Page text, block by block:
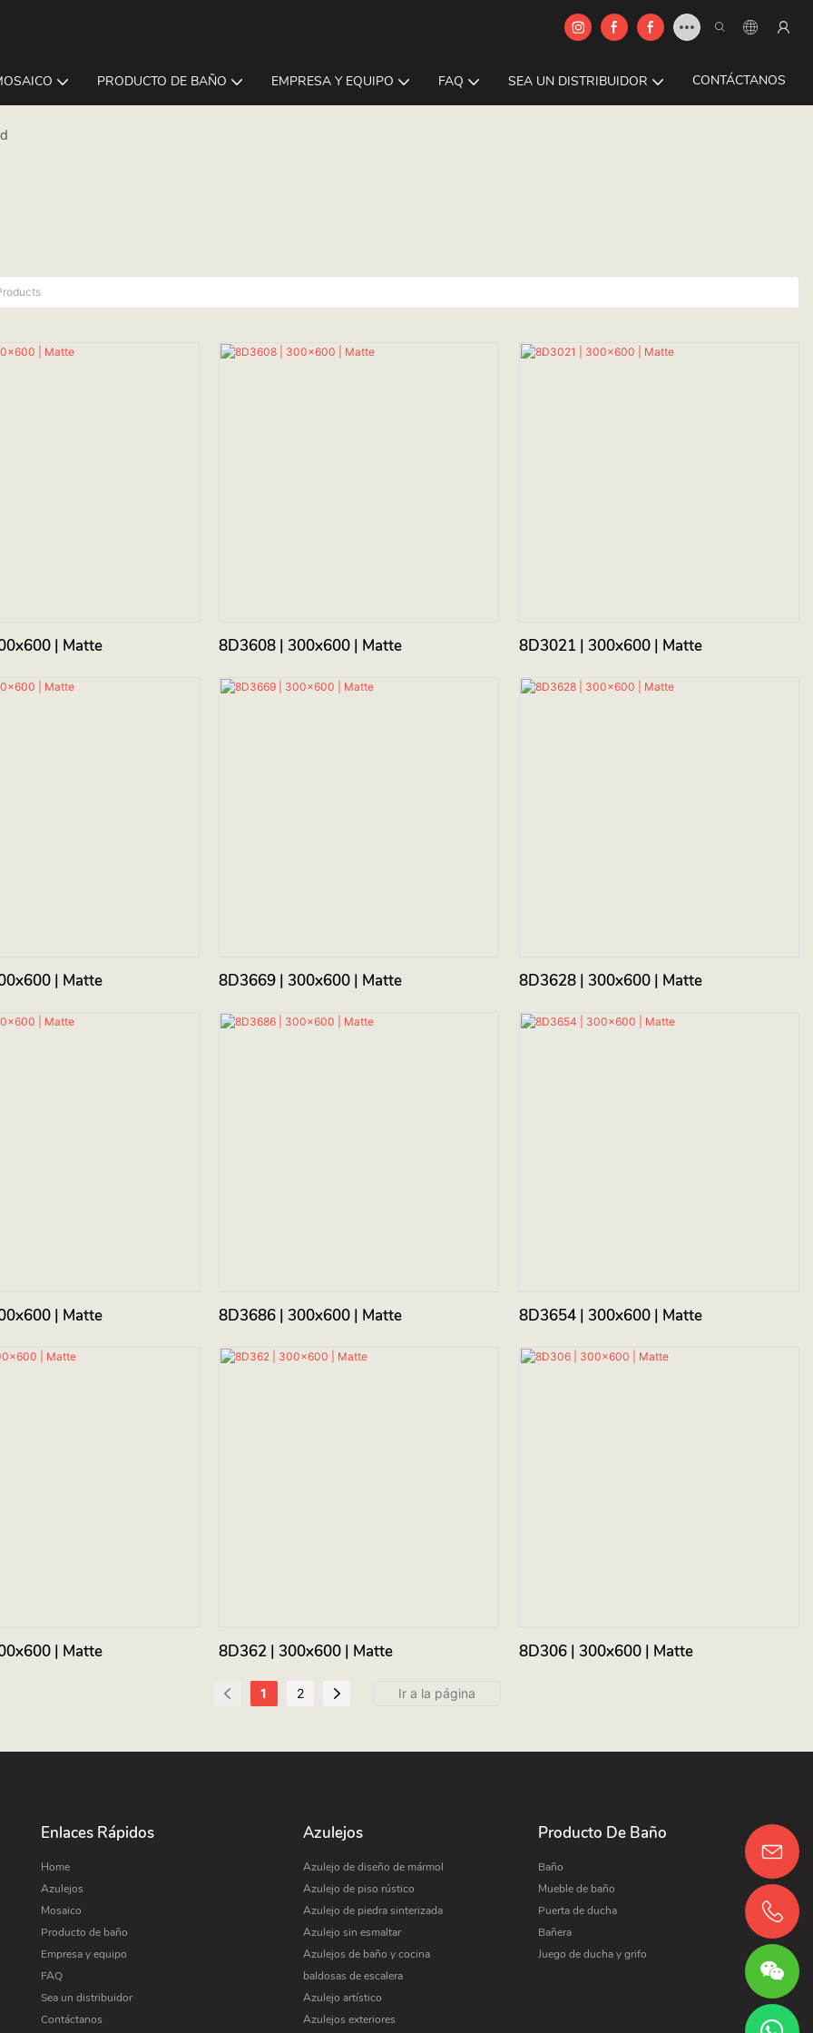
PRODUCTO DE BAÑO EMPRESA Y EQUIPO FAQ SEA UN DISTRIBUIDOR CONTÁCTANOS
| 300x600 | Matte 8D3608 | 300x600 | Matte 8D3021 | 300x600 | Matte
| Matte 8D3669 | 300x600 | Matte 8D3628 | 300x600 | Matte
| Matte 8D3686 | 300x600 | Matte 8D3654 | 300x600 | Matte
| Matte 8D362 | 300x600 | Matte 8D306 | 300x600 | Matte
1 2
Enlaces Rápidos
Home
Azulejos
Mosaico
Producto de baño
Empresa y equipo
FAQ
Sea un distribuidor
Contáctanos
Azulejos
Azulejo de diseño de mármol
Azulejo de piso rústico
Azulejo de piedra sinterizada
Azulejo sin esmaltar
Azulejos de baño y cocina
baldosas de escalera
Azulejo artístico
Azulejos exteriores
Producto De Baño
Baño
Mueble de baño
Puerta de ducha
Bañera
Juego de ducha y grifo